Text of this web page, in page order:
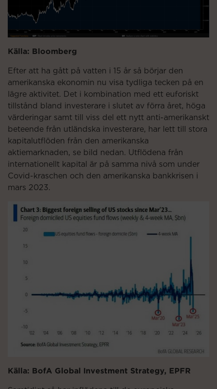
Källa: Bloomberg
Efter att ha gått på vatten i 15 år så börjar den
amerikanska ekonomin nu visa tydliga tecken på en
lägre aktivitet. Det i kombination med ett euforiskt
tillstånd bland investerare i slutet av förra året, höga
värderingar samt till viss del ett nytt anti-amerikanskt
beteende från utländska investerare, har lett till stora
kapitalutflöden från den amerikanska
aktiemarknaden, se bild nedan. Utflödena från
internationellt kapital är på samma nivå som under
Covid-kraschen och den amerikanska bankkrisen i
mars 2023.
Källa: BofA Global Investment Strategy, EPFR